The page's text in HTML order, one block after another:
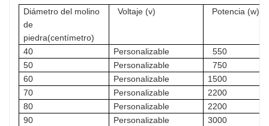
Diámetro del molino
de
piedra(centímetro)
Voltaje (v) Potencia (w)
40 Personalizable
550
50
Personalizable
750
60
Personalizable
1500
70
Personalizable
2200
80
Personalizable
2200
90
Personalizable
3000